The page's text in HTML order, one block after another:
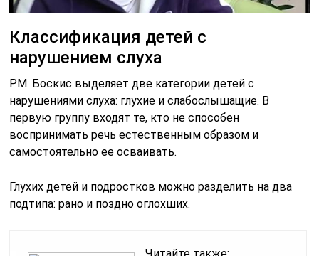
Классификация детей с
нарушением слуха
Р.М. Боскис выделяет две категории детей с
нарушениями слуха: глухие и слабослышащие. В
первую группу входят те, кто не способен
воспринимать речь естественным образом и
самостоятельно ее осваивать.
Глухих детей и подростков можно разделить на два
подтипа: рано и поздно оглохших.
Читайте также: